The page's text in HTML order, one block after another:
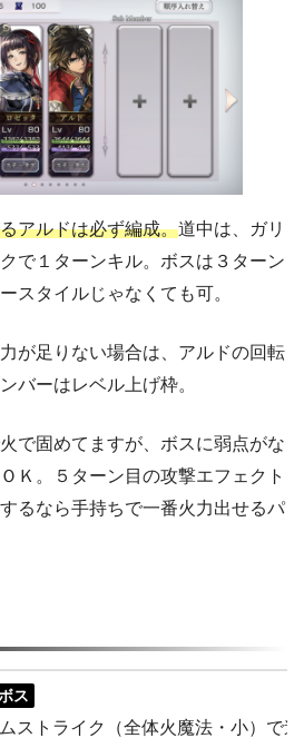
アルドは必ず編成。道中は、ガリ
で１ターンキル。ボスは３ターン
スタイルじゃなくても可。
が足りない場合は、アルドの回転
バーはレベル上げ枠。
で固めてますが、ボスに弱点がな
Ｋ。５ターン目の攻撃エフェクト
るなら手持ちで一番火力出せるパ
ス
ストライク（全体火魔法・小）で